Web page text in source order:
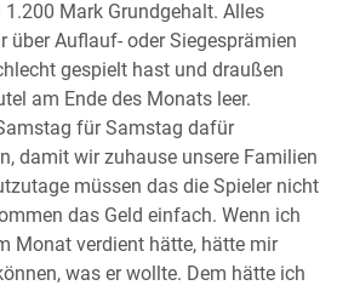
1.200 Mark Grundgehalt. Alles
über Auflauf- oder Siegesprämien
gespielt hast und draußen
am Ende des Monats leer.
für Samstag dafür
damit wir zuhause unsere Familien
müssen das die Spieler nicht
das Geld einfach. Wenn ich
Monat verdient hätte, hätte mir
was er wollte. Dem hätte ich